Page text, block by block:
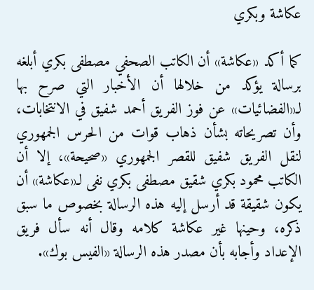
عكاشة وبكري
كما أكد «عكاشة» أن الكاتب الصحفي مصطفى بكري أبلغه
برسالة يؤكد من خلالها أن الأخبار التي صرح بها
لـ«الفضائيات» عن فوز الفريق أحمد شفيق في الانتخابات،
وأن تصريحاته بشأن ذهاب قوات من الحرس الجمهوري
لنقل الفريق شفيق للقصر الجمهوري «صحيحة»، إلا أن
الكاتب محمود بكري شقيق مصطفى بكري نفى لـ«عكاشة» أن
يكون شقيقة قد أرسل إليه هذه الرسالة بخصوص ما سبق
ذكره، وحينها غير عكاشة كلامه وقال أنه سأل فريق
الإعداد وأجابه بأن مصدر هذه الرسالة «الفيس بوك».